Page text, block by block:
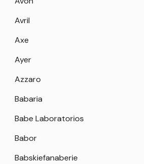
Avril
Axe
Ayer
Azzaro
Babaria
Babe Laboratorios
Babor
Babskiefanaberie